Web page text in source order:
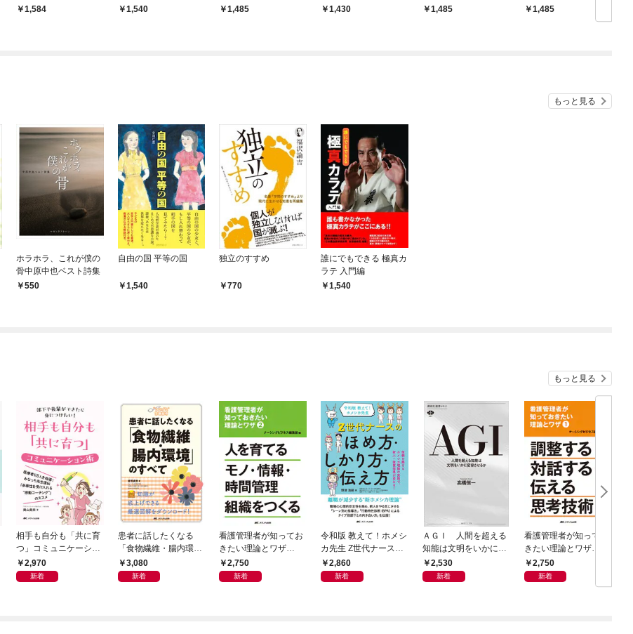
実践ワークブック 読み
1,584
活術1,540
1,485
1,430
キホン
1,485
キホン
1,485
もっと見る
ホラホラ、これが僕の
骨中原中也ベスト詩集
550
自由の国 平等の国
1,540
独立のすすめ
770
誰にでもできる 極真カ
ラテ 入門編
1,540
もっと見る
相手も自分も「共に育
つ」コミュニケーショ
ン術2,970
新着
患者に話したくなる
「食物繊維・腸内環
境」のすべて
3,080
新着
看護管理者が知ってお
きたい理論とワザ②
人を育てる モノ・情
報・時間管理組織をつ
2,750
新着
令和版 教えて！ホメシ
カ先生 Z世代ナースの
ほめ方・しかり方・伝
え方
2,860
新着
ＡＧＩ 人間を超える
知能は文明をいかに変
容させるか
2,530
新着
看護管理者が知ってお
きたい理論とワザ①
調整する 対話する・伝
える 思考技術
2,750
新着